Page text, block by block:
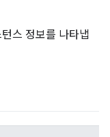
스 정보를 나타냅